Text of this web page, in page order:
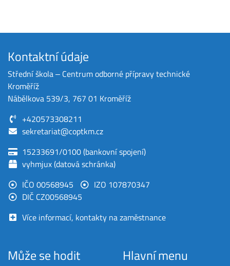
Kontaktní údaje
Střední škola ‒ Centrum odborné přípravy technické
Kroměříž
Nábělkova 539/3, 767 01 Kroměříž
+420573308211
sekretariat@coptkm.cz
15233691/0100 (bankovní spojení)
vyhmjux (datová schránka)
IČO 00568945
IZO 107870347
DIČ CZ00568945
Více informací, kontakty na zaměstnance
Může se hodit Hlavní menu